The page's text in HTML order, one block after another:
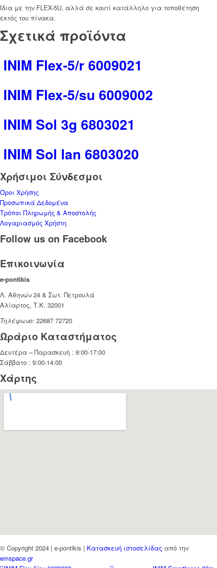
Ίδια με την FLEX-5U, αλλά σε κουτί κατάλληλο για τοποθέτηση
εκτός του πίνακα.
Σχετικά προϊόντα
INIM Flex-5/r 6009021
INIM Flex-5/su 6009002
INIM Sol 3g 6803021
INIM Sol lan 6803020
Χρήσιμοι Σύνδεσμοι
Όροι Χρήσης
Προσωπικά Δεδομένα
Τρόποι Πληρωμής & Αποστολής
Λογαριασμός Χρήστη
Follow us on Facebook
Επικοινωνία
e-pontikis
Λ. Αθηνών 24 & Σωτ. Πετρουλά
Αλίαρτος, Τ.Κ. 32001
Τηλέφωνο: 22687 72720
Ωράριο Καταστήματος
Δευτέρα – Παρασκευή : 9:00-17:00
Σάββατο : 9:00-14:00
Χάρτης
© Copyright 2024 | e-pontikis | Κατασκευή ιστοσελίδας από την
emspace.gr